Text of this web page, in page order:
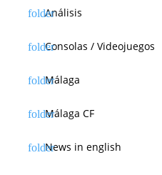
Análisis
Consolas / Videojuegos
Málaga
Málaga CF
News in english